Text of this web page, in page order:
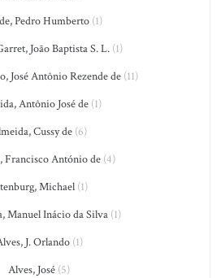
Pedro Humberto(1)
João Baptista S. L.(1)
José Antônio Rezende de (11)
Antônio José de (1)
Cussy de (6)
Francisco António de (4)
Michael (1)
Manuel Inácio da Silva(1)
J. Orlando(1)
Alves, José (5)